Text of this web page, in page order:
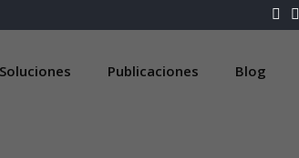
Publicaciones Blog